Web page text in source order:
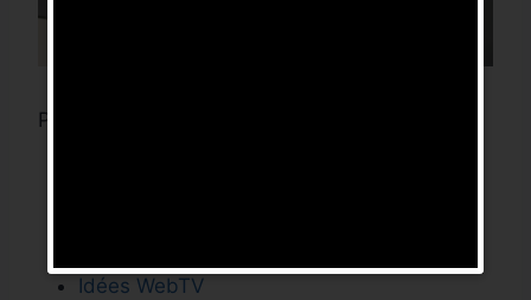
Pour aller plus loin,
Idées WebTV